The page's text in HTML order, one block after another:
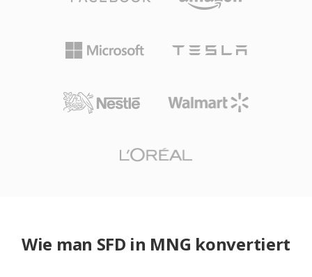
Wie man SFD in MNG konvertiert